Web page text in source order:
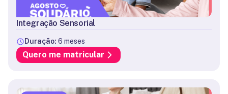
Integração Sensorial
Duração: 6 meses
Quero me matricular